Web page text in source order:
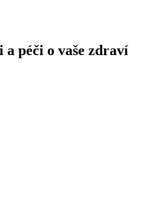
péči o vaše zdraví